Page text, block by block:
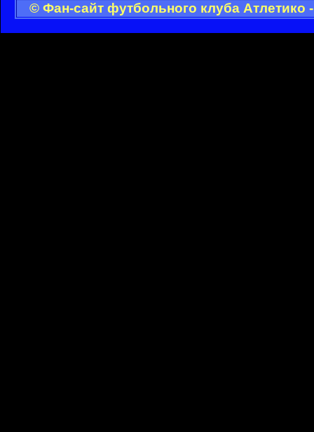
© Фан-сайт футбольного клуба